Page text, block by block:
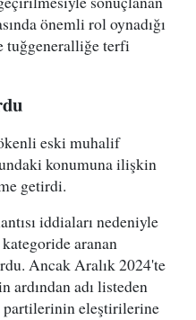
önemli rol oynadığı
tuğgeneralliğe terfi
eski muhalif
konumuna ilişkin
getirdi.
iddiaları nedeniyle
kategoride aranan
Ancak Aralık 2024'te
adı listeden
partilerinin eleştirilerine